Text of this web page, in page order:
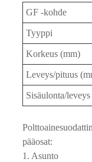
GF -kohde
Tyyppi
Korkeus (mm)
Leveys/pituus
Sisäulonta/
pääosat:
1. Asunto